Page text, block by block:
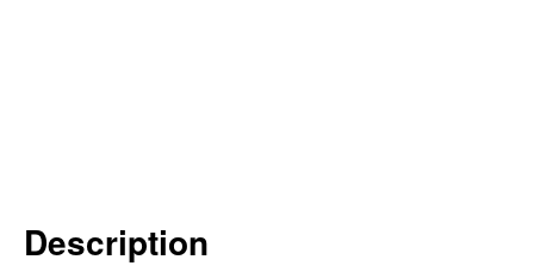
Description